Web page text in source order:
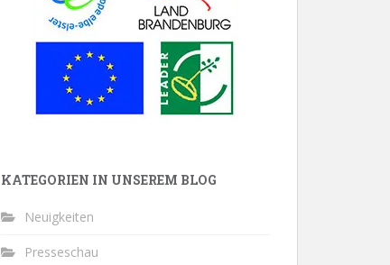
KATEGORIEN IN UNSEREM BLOG
Neuigkeiten
Presseschau